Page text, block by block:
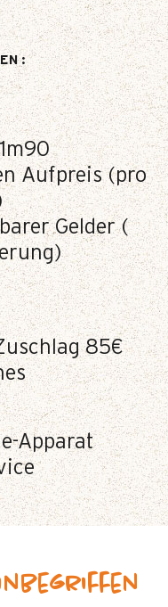
:
1m90
Aufpreis (pro
Gelder (
85€
Apparat